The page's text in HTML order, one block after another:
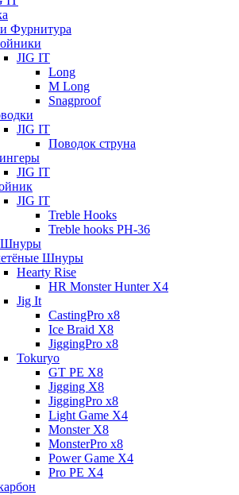
Фурнитура
JIG IT
Long
M Long
Snagproof
JIG IT
Поводок струна
JIG IT
JIG IT
Treble Hooks
Treble hooks PH-36
Шнуры
Шнуры
Hearty Rise
HR Monster Hunter X4
Jig It
CastingPro x8
Ice Braid X8
JiggingPro x8
Tokuryo
GT PE X8
Jigging X8
JiggingPro x8
Light Game X4
Monster X8
MonsterPro x8
Power Game X4
Pro PE X4